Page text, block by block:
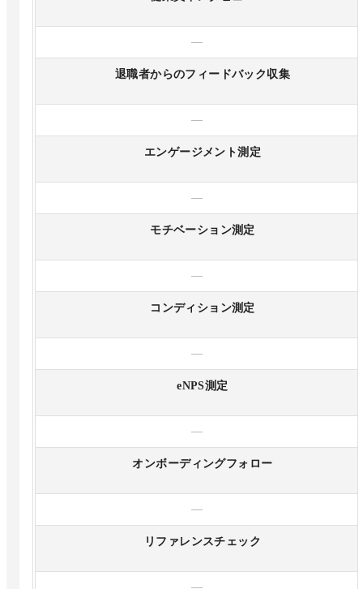
—
退職者からのフィードバック収集
—
エンゲージメント測定
—
モチベーション測定
—
コンディション測定
—
eNPS測定
—
オンボーディングフォロー
—
リファレンスチェック